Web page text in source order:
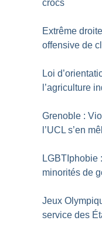
crocs
Extrême
offensive de
Loi
l’agriculture
Grenoble :
l’UCL s’en
LGBTIphobie
minorités de
Jeux
service des